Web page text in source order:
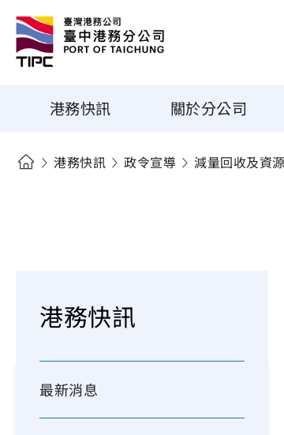
港務快訊 關於分公司
港務快訊 政令宣導 減量回收及資
港務快訊
最新消息